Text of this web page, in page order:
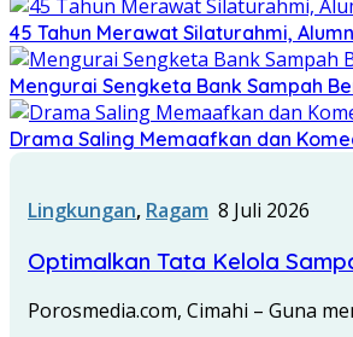
45 Tahun Merawat Silaturahmi,
Mengurai Sengketa Bank Sampah
Drama Saling Memaafkan dan
Lingkungan, Ragam 8 Juli 2026
Optimalkan Tata Kelola
Porosmedia.com, Cimahi – Guna